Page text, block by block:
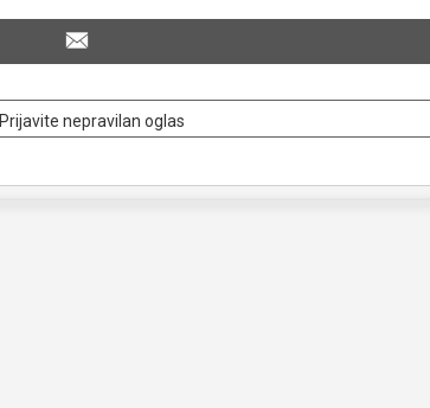
Prijavite nepravilan oglas